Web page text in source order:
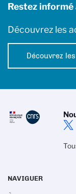
Restez informé
Découvrez les
Découvrez
NAVIGUER